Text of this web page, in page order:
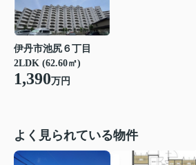
伊丹市池尻６丁目
2LDK (62.60㎡)
1,390万円
よく見られている物件